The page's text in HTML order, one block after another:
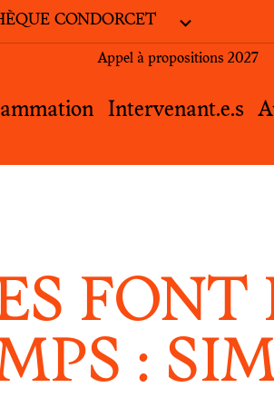
CONDORCET
Appel à propositions 2027
Intervenant.e.s
FONT
: